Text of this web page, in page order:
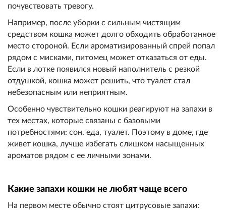
почувствовать тревогу.
Например, после уборки с сильным чистящим
средством кошка может долго обходить обработанное
место стороной. Если ароматизированный спрей попал
рядом с мисками, питомец может отказаться от еды.
Если в лотке появился новый наполнитель с резкой
отдушкой, кошка может решить, что туалет стал
небезопасным или неприятным.
Особенно чувствительно кошки реагируют на запахи в
тех местах, которые связаны с базовыми
потребностями: сон, еда, туалет. Поэтому в доме, где
живет кошка, лучше избегать слишком насыщенных
ароматов рядом с ее личными зонами.
Какие запахи кошки не любят чаще всего
На первом месте обычно стоят цитрусовые запахи: